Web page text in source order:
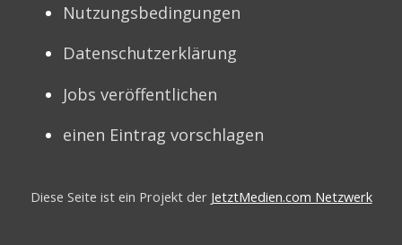
Nutzungsbedingungen
Datenschutzerklärung
Jobs veröffentlichen
einen Eintrag vorschlagen
Diese Seite ist ein Projekt der JetztMedien.com Netzwerk